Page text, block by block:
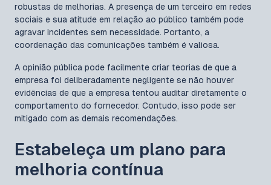
robustas de melhorias. A presença de um terceiro em redes
sociais e sua atitude em relação ao público também pode
agravar incidentes sem necessidade. Portanto, a
coordenação das comunicações também é valiosa.
A opinião pública pode facilmente criar teorias de que a
empresa foi deliberadamente negligente se não houver
evidências de que a empresa tentou auditar diretamente o
comportamento do fornecedor. Contudo, isso pode ser
mitigado com as demais recomendações.
Estabeleça um plano para
melhoria contínua